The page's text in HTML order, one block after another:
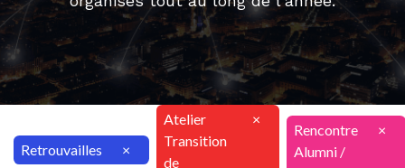
Retrouvailles ×
Atelier
Transition
de
×
Rencontre
Alumni /
×